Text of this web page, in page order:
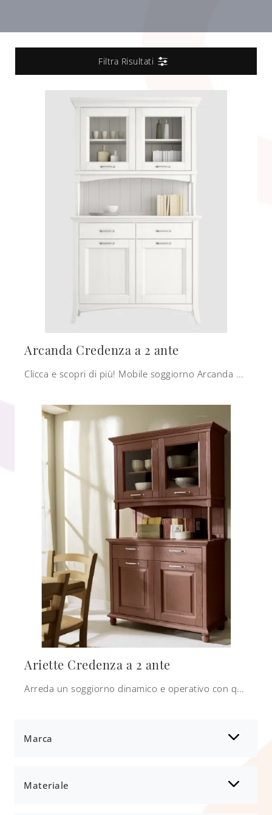
Marca
Materiale
Filtra Risultati
Arcanda Credenza a 2 ante
Clicca e scopri di più! Mobile soggiorno Arcanda Credenza a 2 ante di Scandola in legno: ti sta aspettando per completare le tue stanze classiche.
Ariette Credenza a 2 ante
Arreda un soggiorno dinamico e operativo con questa madia Ariette Credenza a 2 ante di Scandola: scopri le più belle Madie in legno laccato.